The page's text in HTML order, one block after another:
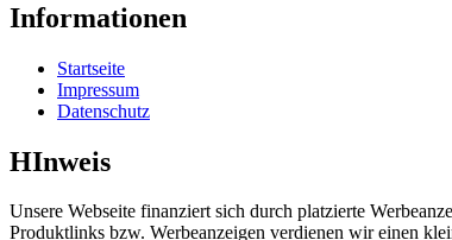
Informationen
Startseite
Impressum
Datenschutz
HInweis
Unsere Webseite finanziert sich durch platzierte
Produktlinks bzw. Werbeanzeigen verdienen wir einen